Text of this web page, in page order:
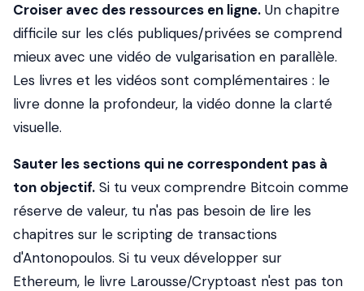
Croiser avec des ressources en ligne. Un chapitre
difficile sur les clés publiques/privées se comprend
mieux avec une vidéo de vulgarisation en parallèle.
Les livres et les vidéos sont complémentaires : le
livre donne la profondeur, la vidéo donne la clarté
visuelle.
Sauter les sections qui ne correspondent pas à
ton objectif. Si tu veux comprendre Bitcoin comme
réserve de valeur, tu n'as pas besoin de lire les
chapitres sur le scripting de transactions
d'Antonopoulos. Si tu veux développer sur
Ethereum, le livre Larousse/Cryptoast n'est pas ton